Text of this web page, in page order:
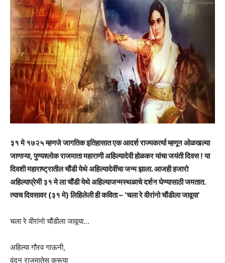
३१ मे १७२५ म्हणजे जागतिक इतिहासात एक आदर्श राज्यकर्त्या म्हणून ओळखल्या
जाणाऱ्या, पुण्यश्लोक राजमाता महाराणी अहिल्यादेवी होळकर यांचा जयंती दिवस ! या
दिवशी महाराष्ट्रातील चौंडी येथे अहिल्यादेवींचा जन्म झाला. आजही हजारो
अहिल्याप्रेमी ३१ मे ला चौंडी येथे अहिल्याजन्मस्थळाचे दर्शन घेण्यासाठी जमतात.
त्याच दिवसावर (३१ मे) लिहिलेली ही कविता – ‘चला रे वीरांनो चौंडीला जावूया’
चला रे वीरांनो चौंडीला जावूया…
अहिल्या गौरव गाऊनी,
वंदन राजमातेस करूया